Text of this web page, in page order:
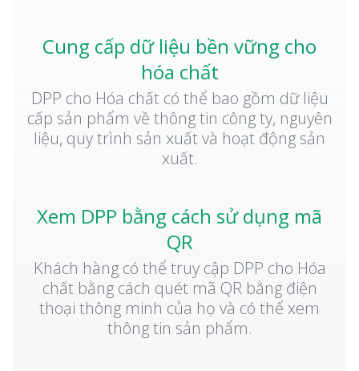
Cung cấp dữ liệu bền vững cho
hóa chất
DPP cho Hóa chất có thể bao gồm dữ liệu
cấp sản phẩm về thông tin công ty, nguyên
liệu, quy trình sản xuất và hoạt động sản
xuất.
Xem DPP bằng cách sử dụng mã
QR
Khách hàng có thể truy cập DPP cho Hóa
chất bằng cách quét mã QR bằng điện
thoại thông minh của họ và có thể xem
thông tin sản phẩm.